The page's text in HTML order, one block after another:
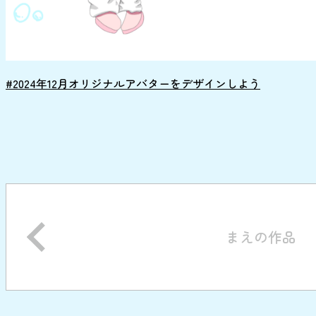
#2024年12月オリジナルアバターをデザインしよう
まえの作品